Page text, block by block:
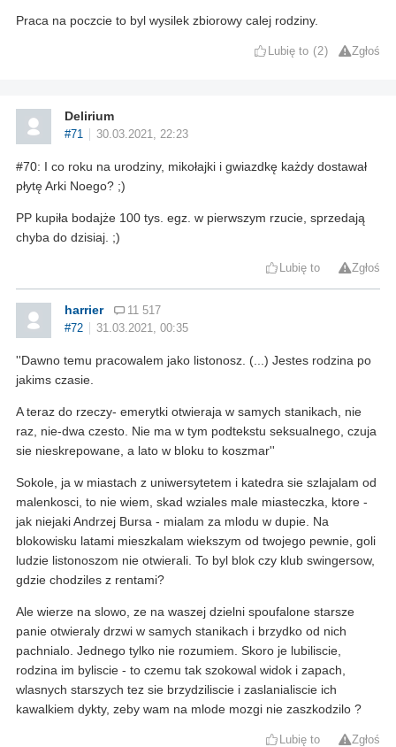
Praca na poczcie to byl wysilek zbiorowy calej rodziny.
Lubię to 2 Zgłoś
Delirium
#71 30.03.2021, 22:23
#70: I co roku na urodziny, mikołajki i gwiazdkę każdy dostawał
płytę Arki Noego? ;)
PP kupiła bodajże 100 tys. egz. w pierwszym rzucie, sprzedają
chyba do dzisiaj. ;)
Lubię to Zgłoś
harrier
11 517
#72
31.03.2021, 00:35
''Dawno temu pracowalem jako listonosz. (...) Jestes rodzina po
jakims czasie.
A teraz do rzeczy- emerytki otwieraja w samych stanikach, nie
raz, nie-dwa czesto. Nie ma w tym podtekstu seksualnego, czuja
sie nieskrepowane, a lato w bloku to koszmar''
Sokole, ja w miastach z uniwersytetem i katedra sie szlajalam od
malenkosci, to nie wiem, skad wziales male miasteczka, ktore -
jak niejaki Andrzej Bursa - mialam za mlodu w dupie. Na
blokowisku latami mieszkalam wiekszym od twojego pewnie, goli
ludzie listonoszom nie otwierali. To byl blok czy klub swingersow,
gdzie chodziles z rentami?
Ale wierze na slowo, ze na waszej dzielni spoufalone starsze
panie otwieraly drzwi w samych stanikach i brzydko od nich
pachnialo. Jednego tylko nie rozumiem. Skoro je lubiliscie,
rodzina im byliscie - to czemu tak szokowal widok i zapach,
wlasnych starszych tez sie brzydziliscie i zaslanialiscie ich
kawalkiem dykty, zeby wam na mlode mozgi nie zaszkodzilo ?
Lubię to Zgłoś